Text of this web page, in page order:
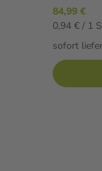
84,99 €
0,94 € / 1
sofort